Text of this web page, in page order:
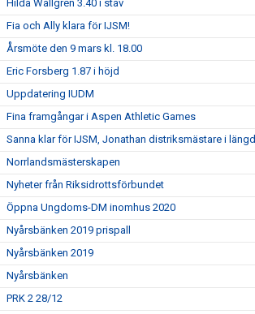
Hilda Wallgren 3.40 i stav
Fia och Ally klara för IJSM!
Årsmöte den 9 mars kl. 18.00
Eric Forsberg 1.87 i höjd
Uppdatering IUDM
Fina framgångar i Aspen Athletic Games
Sanna klar för IJSM, Jonathan distriksmästare i längd
Norrlandsmästerskapen
Nyheter från Riksidrottsförbundet
Öppna Ungdoms-DM inomhus 2020
Nyårsbänken 2019 prispall
Nyårsbänken 2019
Nyårsbänken
PRK 2 28/12